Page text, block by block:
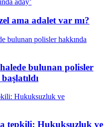
ama adalet var mı?
bulunan polisler
tepkili: Hukuksuzluk ve